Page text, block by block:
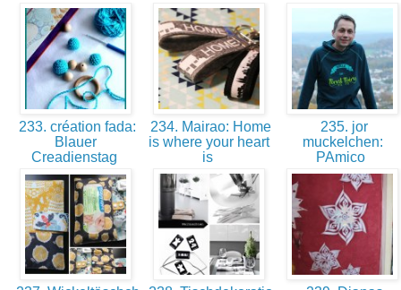
233. création fada:
Blauer
Creadienstag
234. Mairao: Home
is where your heart
is
235. jor
muckelchen:
PAmico